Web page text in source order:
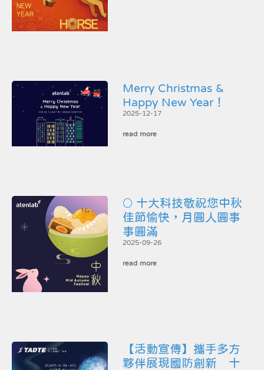
Merry Christmas &
Happy New Year！
2025-12-17
read more
🌕 十大科技敬祝您中秋
佳節愉快，月圓人圓事
事圓滿
2025-09-26
read more
【活動宣傳】攜手多方
夥伴展現國防創新 十